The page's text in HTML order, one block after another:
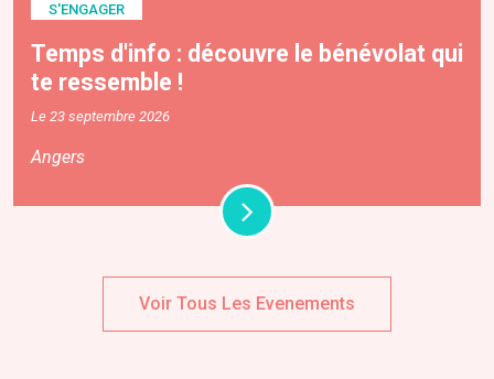
S'ENGAGER
Temps d'info : découvre le bénévolat qui
te ressemble !
Le 23 septembre 2026
Angers
Voir Tous Les Evenements